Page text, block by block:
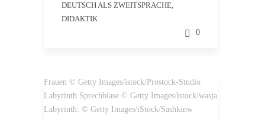
DEUTSCH ALS ZWEITSPRACHE,
DIDAKTIK
0
Frauen © Getty Images/istock/Prostock-Studio
Labyrinth Sprechblase © Getty Images/istock/wasja
Labyrinth: © Getty Images/iStock/Sashkinw